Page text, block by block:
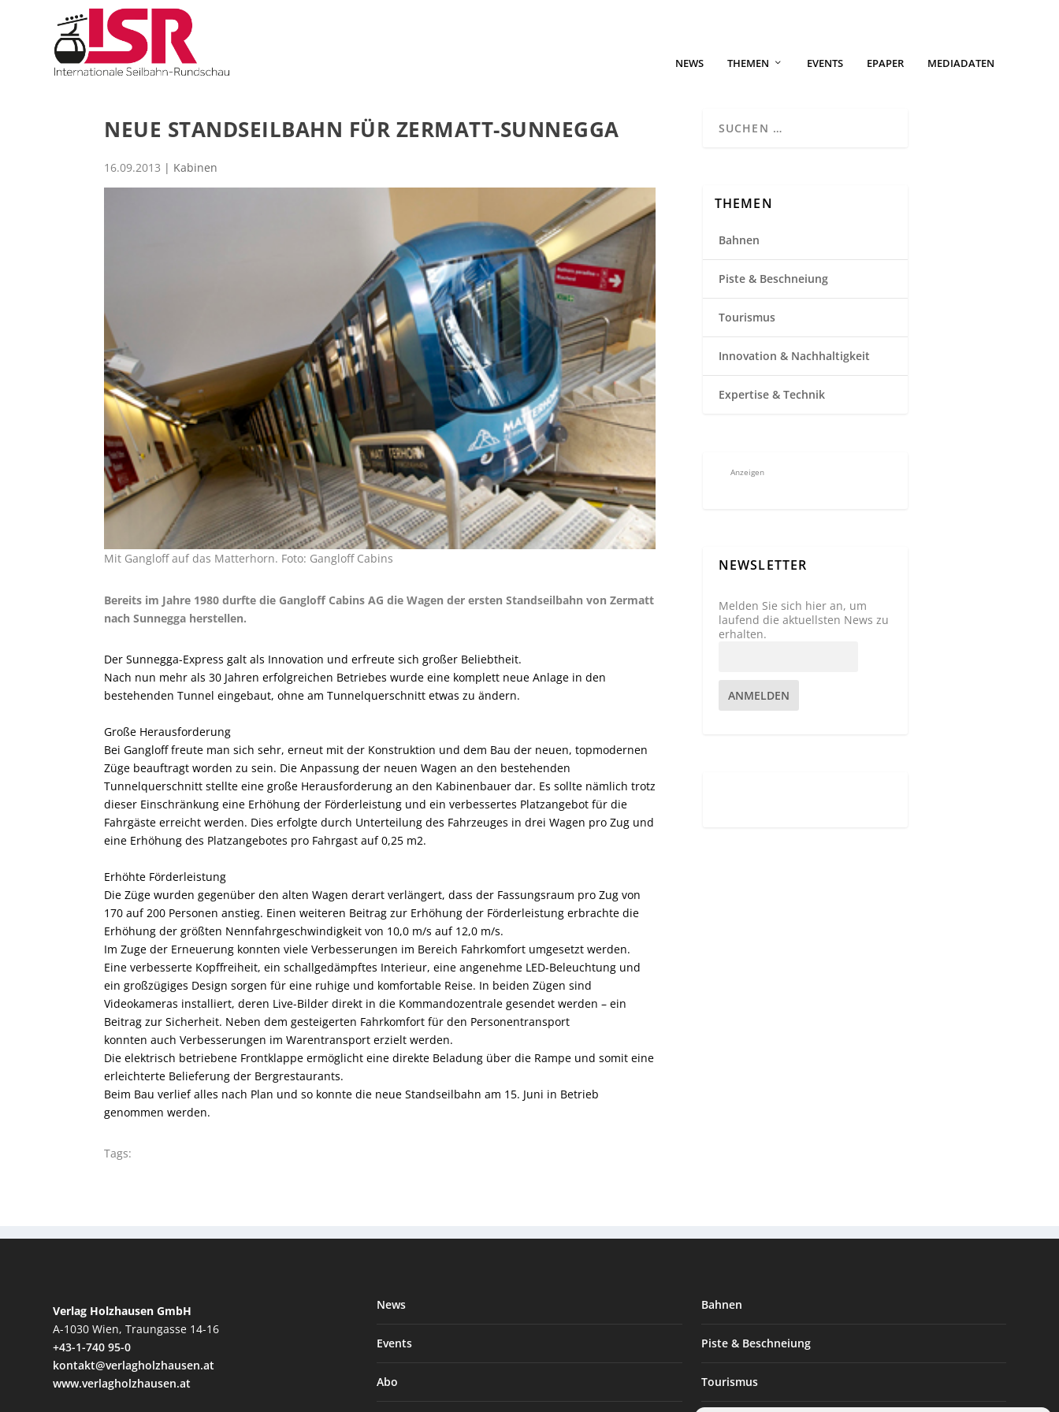
NEWS THEMEN EVENTS EPAPER MEDIADATEN
NEUE STANDSEILBAHN FÜR ZERMATT-SUNNEGGA
16.09.2013 | Kabinen
Mit Gangloff auf das Matterhorn. Foto: Gangloff Cabins
Bereits im Jahre 1980 durfte die Gangloff Cabins AG die Wagen der ersten Standseilbahn von Zermatt
nach Sunnegga herstellen.
Der Sunnegga-Express galt als Innovation und erfreute sich großer Beliebtheit.
Nach nun mehr als 30 Jahren erfolgreichen Betriebes wurde eine komplett neue Anlage in den
bestehenden Tunnel eingebaut, ohne am Tunnelquerschnitt etwas zu ändern.
Große Herausforderung
Bei Gangloff freute man sich sehr, erneut mit der Konstruktion und dem Bau der neuen, topmodernen
Züge beauftragt worden zu sein. Die Anpassung der neuen Wagen an den bestehenden
Tunnelquerschnitt stellte eine große Herausforderung an den Kabinenbauer dar. Es sollte nämlich trotz
dieser Einschränkung eine Erhöhung der Förderleistung und ein verbessertes Platzangebot für die
Fahrgäste erreicht werden. Dies erfolgte durch Unterteilung des Fahrzeuges in drei Wagen pro Zug und
eine Erhöhung des Platzangebotes pro Fahrgast auf 0,25 m2.
Erhöhte Förderleistung
Die Züge wurden gegenüber den alten Wagen derart verlängert, dass der Fassungsraum pro Zug von
170 auf 200 Personen anstieg. Einen weiteren Beitrag zur Erhöhung der Förderleistung erbrachte die
Erhöhung der größten Nennfahrgeschwindigkeit von 10,0 m/s auf 12,0 m/s.
Im Zuge der Erneuerung konnten viele Verbesserungen im Bereich Fahrkomfort umgesetzt werden.
Eine verbesserte Kopffreiheit, ein schallgedämpftes Interieur, eine angenehme LED-Beleuchtung und
ein großzügiges Design sorgen für eine ruhige und komfortable Reise. In beiden Zügen sind
Videokameras installiert, deren Live-Bilder direkt in die Kommandozentrale gesendet werden – ein
Beitrag zur Sicherheit. Neben dem gesteigerten Fahrkomfort für den Personentransport
konnten auch Verbesserungen im Warentransport erzielt werden.
Die elektrisch betriebene Frontklappe ermöglicht eine direkte Beladung über die Rampe und somit eine
erleichterte Belieferung der Bergrestaurants.
Beim Bau verlief alles nach Plan und so konnte die neue Standseilbahn am 15. Juni in Betrieb
genommen werden.
Tags:
THEMEN
Bahnen
Piste & Beschneiung
Tourismus
Innovation & Nachhaltigkeit
Expertise & Technik
Anzeigen
NEWSLETTER
Melden Sie sich hier an, um
laufend die aktuellsten News zu
erhalten.
ANMELDEN
Verlag Holzhausen GmbH
A-1030 Wien, Traungasse 14-16
+43-1-740 95-0
kontakt@verlagholzhausen.at
www.verlagholzhausen.at
News
Events
Abo
Bahnen
Piste & Beschneiung
Tourismus